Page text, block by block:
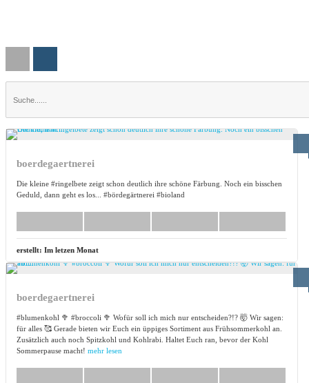
boerdegaertnerei
Die kleine #ringelbete zeigt schon deutlich ihre schöne Färbung. Noch ein bisschen
Geduld, dann geht es los... #bördegärtnerei #bioland
erstellt: Im letzen Monat
boerdegaertnerei
#blumenkohl 🥦 #broccoli 🥦 Wofür soll ich mich nur entscheiden?!? 🤯 Wir sagen:
für alles 🥰 Gerade bieten wir Euch ein üppiges Sortiment aus Frühsommerkohl an.
Zusätzlich auch noch Spitzkohl und Kohlrabi. Haltet Euch ran, bevor der Kohl
Sommerpause macht! mehr lesen